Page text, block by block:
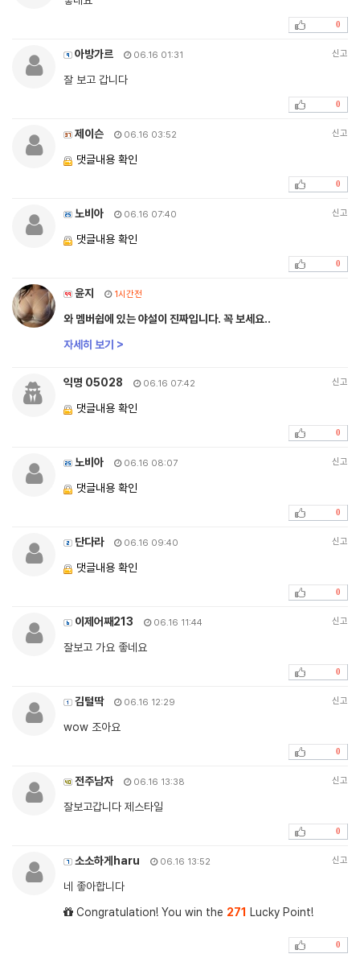
0
아방가르 06.16 01:31 신고
잘 보고 갑니다
0
제이슨 06.16 03:52 신고
댓글내용 확인
0
노비아 06.16 07:40 신고
댓글내용 확인
0
윤지 1시간전
와 멤버쉽에 있는 야설이 진짜입니다. 꼭 보세요..
자세히 보기 >
익명 05028 06.16 07:42 신고
댓글내용 확인
0
노비아 06.16 08:07 신고
댓글내용 확인
0
단다라 06.16 09:40 신고
댓글내용 확인
0
이제어째213 06.16 11:44 신고
잘보고 가요 좋네요
0
김털딱 06.16 12:29 신고
wow 조아요
0
전주남자 06.16 13:38 신고
잘보고갑니다 제스타일
0
소소하게haru 06.16 13:52 신고
네 좋아합니다
Congratulation! You win the 271 Lucky Point!
0